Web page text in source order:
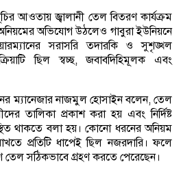
আওতায় জ্বালানী তেল বিতরণ কার্যক্রম
অনিয়মের অভিযোগ উঠলেও গাবুরা ইউনিয়নে
সরাসরি তদারকি ও সুশৃঙ্খল
ছিল স্বচ্ছ, জবাবদিহিমূলক এবং
ম্যানেজার নাজমুল হোসাইন বলেন, তেল
তালিকা প্রকাশ করা হয় এবং নির্দিষ্ট
থাকতে বলা হয়। কোনো ধরনের অনিয়ম
প্রতিটি ধাপেই ছিল নজরদারি। ফলে
তেল সঠিকভাবে গ্রহণ করতে পেরেছেন।